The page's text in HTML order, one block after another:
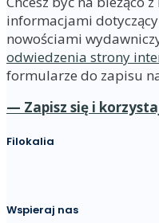
informacjami
nowościami
odwiedzenia strony
formularze do zapisu
— Zapisz się i
Filokalia
Wspieraj nas